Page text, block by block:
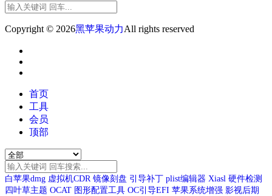
Copyright © 2026黑苹果动力All rights reserved
首页
工具
会员
顶部
白苹果dmg 虚拟机CDR 镜像刻盘 引导补丁 plist编辑器 Xiasl 硬件检测
四叶草主题 OCAT 图形配置工具 OC引导EFI 苹果系统增强 影视后期